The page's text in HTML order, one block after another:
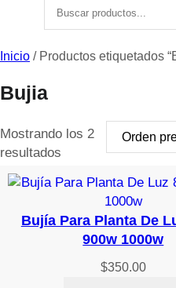
Inicio / Productos etiquetados
Bujia
Mostrando los 2
resultados
Bujía Para Planta De
900w 1000w
$350.00